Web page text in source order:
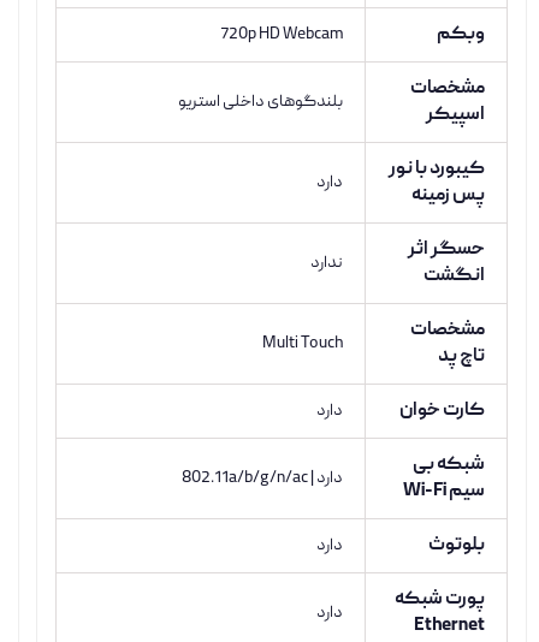
وبکم 720p HD Webcam
مشخصات
اسپیکر
بلندگوهای داخلی استریو
کیبورد با نور
پس زمینه
دارد
حسگر اثر
انگشت
ندارد
مشخصات
تاچ پد
Multi Touch
کارت خوان دارد
شبکه بی
سیم Wi-Fi
دارد | 802.11a/b/g/n/ac
بلوتوث دارد
پورت شبکه
Ethernet
دارد